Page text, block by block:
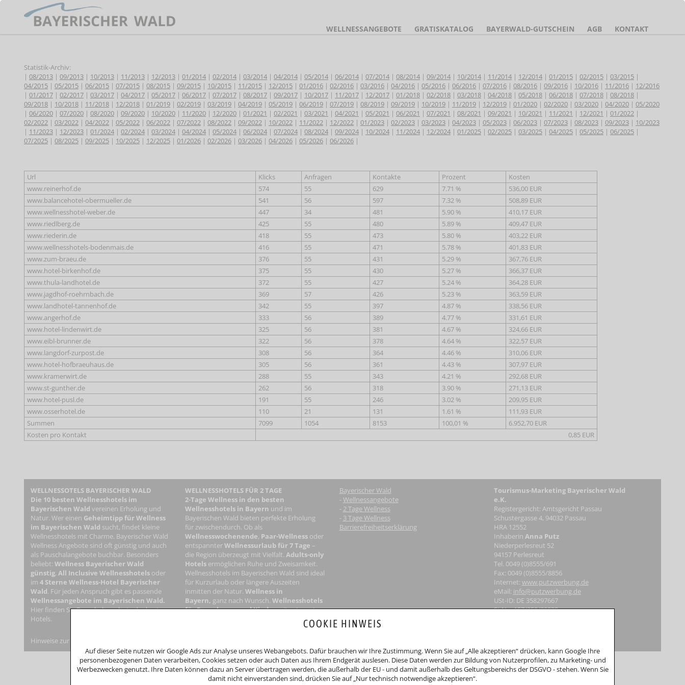
WELLNESSANGEBOTE GRATISKATALOG BAYERWALD-GUTSCHEIN AGB KONTAKT
Statistik-Archiv:
| 08/2013 | 09/2013 | 10/2013 | 11/2013 | 12/2013 | 01/2014 | 02/2014 | 03/2014 | 04/2014 | 05/2014 | 06/2014 | 07/2014 | 08/2014 | 09/2014 | 10/2014 | 11/2014 | 12/2014 | 01/2015 | 02/2015 | 03/2015 |
04/2015 | 05/2015 | 06/2015 | 07/2015 | 08/2015 | 09/2015 | 10/2015 | 11/2015 | 12/2015 | 01/2016 | 02/2016 | 03/2016 | 04/2016 | 05/2016 | 06/2016 | 07/2016 | 08/2016 | 09/2016 | 10/2016 | 11/2016 | 12/2016
| 01/2017 | 02/2017 | 03/2017 | 04/2017 | 05/2017 | 06/2017 | 07/2017 | 08/2017 | 09/2017 | 10/2017 | 11/2017 | 12/2017 | 01/2018 | 02/2018 | 03/2018 | 04/2018 | 05/2018 | 06/2018 | 07/2018 | 08/2018 |
09/2018 | 10/2018 | 11/2018 | 12/2018 | 01/2019 | 02/2019 | 03/2019 | 04/2019 | 05/2019 | 06/2019 | 07/2019 | 08/2019 | 09/2019 | 10/2019 | 11/2019 | 12/2019 | 01/2020 | 02/2020 | 03/2020 | 04/2020 | 05/2020
| 06/2020 | 07/2020 | 08/2020 | 09/2020 | 10/2020 | 11/2020 | 12/2020 | 01/2021 | 02/2021 | 03/2021 | 04/2021 | 05/2021 | 06/2021 | 07/2021 | 08/2021 | 09/2021 | 10/2021 | 11/2021 | 12/2021 | 01/2022 |
02/2022 | 03/2022 | 04/2022 | 05/2022 | 06/2022 | 07/2022 | 08/2022 | 09/2022 | 10/2022 | 11/2022 | 12/2022 | 01/2023 | 02/2023 | 03/2023 | 04/2023 | 05/2023 | 06/2023 | 07/2023 | 08/2023 | 09/2023 | 10/2023
| 11/2023 | 12/2023 | 01/2024 | 02/2024 | 03/2024 | 04/2024 | 05/2024 | 06/2024 | 07/2024 | 08/2024 | 09/2024 | 10/2024 | 11/2024 | 12/2024 | 01/2025 | 02/2025 | 03/2025 | 04/2025 | 05/2025 | 06/2025 |
07/2025 | 08/2025 | 09/2025 | 10/2025 | 12/2025 | 01/2026 | 02/2026 | 03/2026 | 04/2026 | 05/2026 | 06/2026 |
Url Klicks Anfragen Kontakte Prozent
Kosten
www.reinerhof.de
574 55 629 7.71 %
536,00 EUR
www.balancehotel-obermueller.de
541 56 597 7.32 %
508,89 EUR
www.wellnesshotel-weber.de
447 34 481 5.90 %
410,17 EUR
www.riedlberg.de
425 55 480 5.89 %
409,47 EUR
www.riederin.de
418 55 473 5.80 %
403,22 EUR
www.wellnesshotels-bodenmais.de
416 55 471 5.78 %
401,83 EUR
www.zum-braeu.de
376 55 431 5.29 %
367,76 EUR
www.hotel-birkenhof.de
375 55 430 5.27 %
366,37 EUR
www.thula-landhotel.de
372 55 427 5.24 %
364,28 EUR
www.jagdhof-roehrnbach.de
369 57 426 5.23 %
363,59 EUR
www.landhotel-tannenhof.de
342 55 397 4.87 %
338,56 EUR
www.angerhof.de
333 56 389 4.77 %
331,61 EUR
www.hotel-lindenwirt.de
325 56 381 4.67 %
324,66 EUR
www.eibl-brunner.de
322 56 378 4.64 %
322,57 EUR
www.langdorf-zurpost.de
308 56 364 4.46 %
310,06 EUR
www.hotel-hofbraeuhaus.de
305 56 361 4.43 %
307,97 EUR
www.kramerwirt.de
288 55 343 4.21 %
292,68 EUR
www.st-gunther.de
262 56 318 3.90 %
271,13 EUR
www.hotel-pusl.de
191 55 246 3.02 %
209,95 EUR
www.osserhotel.de
110 21 131 1.61 %
111,93 EUR
Summen
7099 1054 8153 100,01 %
6.952,70 EUR
Kosten pro Kontakt
0,85 EUR
WELLNESSOTELS BAYERISCHER WALD
Die 10 besten Wellnesshotels im
Bayerischen Wald vereinen Erholung und
Natur. Wer einen Geheimtipp für Wellness
im Bayerischen Wald sucht, findet kleine
Wellnesshotels mit Charme. Bayerischer Wald
Wellness Angebote sind oft günstig und auch
als Pauschalangebote buchbar. Besonders
beliebt: Wellness Bayerischer Wald
günstig, All Inclusive Wellnesshotels oder
im 4 Sterne Wellness-Hotel Bayerischer
Wald. Für jeden Anspruch gibt es passende
Wellnessangebote im Bayerischen Wald.
Hier finden Sie Pauschalangebote der besten
Hotels.
WELLNESSHOTELS FÜR 2 TAGE
2-Tage Wellness in den besten
Wellnesshotels in Bayern und im
Bayerischen Wald bieten perfekte Erholung
für zwischendurch. Ob als
Wellnesswochenende, Paar-Wellness oder
entspannterWellnessurlaub für 7 Tage –
die Region überzeugt mit Vielfalt. Adults-only
Hotelsermöglichen Ruhe und Zweisamkeit.
Wellnesshotels im Bayerischen Wald sind ideal
für Kurzurlaub oder längere Auszeiten
inmitten der Natur. Wellness in
Bayern, ganz nach Wunsch. Wellnesshotels
für Erwachseneund Kindermit getrennten
Bayerischer Wald
-Wellnessangebote
- 2 Tage Wellness
- 3 Tage Wellness
Barrierefreiheitserklärung
Tourismus-Marketing Bayerischer Wald
e.K.
Registergericht: Amtsgericht Passau
Schustergasse 4, 94032 Passau
HRA 12552
Inhaberin Anna Putz
Niederperlesreut 52
94157 Perlesreut
Tel. 0049 (0)8555/691
Fax: 0049 (0)8555/8856
Internet: www.putzwerbung.de
eMail: info@putzwerbung.de
USt-ID: DE 358297667
St.Nr.: 157/259/80938
Hinweise zur Verbraucherstreitbeilegung: Das Unternehmen nimmt nicht an Streitbeilegungsverfahren vor einer Verbraucherschlichtungsstelle teil.
COOKIE HINWEIS
Auf dieser Seite nutzen wir Google Ads zur Analyse unseres Webangebots. Dafür brauchen wir Ihre Zustimmung. Wenn Sie auf „Alle akzeptieren“ drücken, kann Google Ihre
personenbezogenen Daten verarbeiten, Cookies setzen oder auch Daten aus Ihrem Endgerät auslesen. Diese Daten werden zur Bildung von Nutzerprofilen, zu Marketing- und
Werbezwecken genutzt. Ihre Daten können dazu an Server übertragen werden, die außerhalb der EU - und damit außerhalb des Geltungsbereichs der DSGVO - stehen. Wenn Sie
damit nicht einverstanden sind, drücken Sie auf „Nur technisch notwendige akzeptieren“.